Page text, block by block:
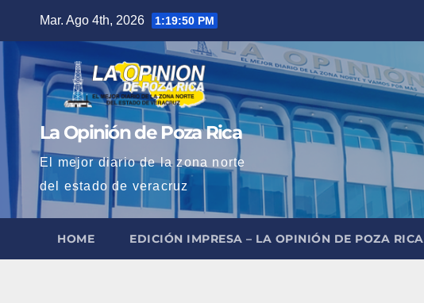
contenido
Mar. Ago 4th, 2026 1:19:51 PM
La Opinión de Poza Rica
El mejor diario de la zona norte
del estado de veracruz
HOME EDICIÓN IMPRESA – LA OPINIÓN DE POZA RICA